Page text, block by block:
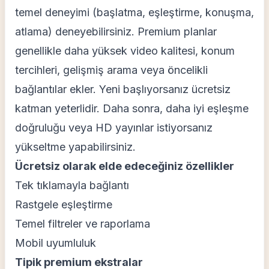
temel deneyimi (başlatma, eşleştirme, konuşma,
atlama) deneyebilirsiniz. Premium planlar
genellikle daha yüksek video kalitesi, konum
tercihleri, gelişmiş arama veya öncelikli
bağlantılar ekler. Yeni başlıyorsanız ücretsiz
katman yeterlidir. Daha sonra, daha iyi eşleşme
doğruluğu veya HD yayınlar istiyorsanız
yükseltme yapabilirsiniz.
Ücretsiz olarak elde edeceğiniz özellikler
Tek tıklamayla bağlantı
Rastgele eşleştirme
Temel filtreler ve raporlama
Mobil uyumluluk
Tipik premium ekstralar